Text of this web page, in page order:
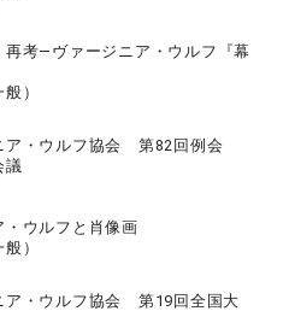
再考―ヴァージニア・ウルフ『幕
）
ア・ウルフ協会 第82回例会
議
・ウルフと肖像画
）
ア・ウルフ協会 第19回全国大